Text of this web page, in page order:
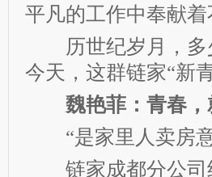
平凡的工作中奉献
历世纪岁月，多
今天，这群链家“新
魏艳菲：青春
“是家里人卖房意
链家成都分公司